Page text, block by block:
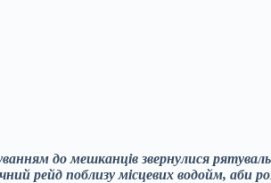
до мешканців звернулися
рейд поблизу місцевих водойм, аби